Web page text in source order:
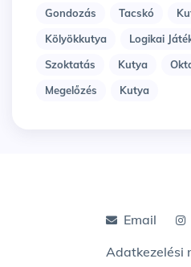
Gondozás
Tacskó
Kölyökkutya
Logikai
Szoktatás
Kutya
Megelőzés
Kutya
Email
Adatkezelési